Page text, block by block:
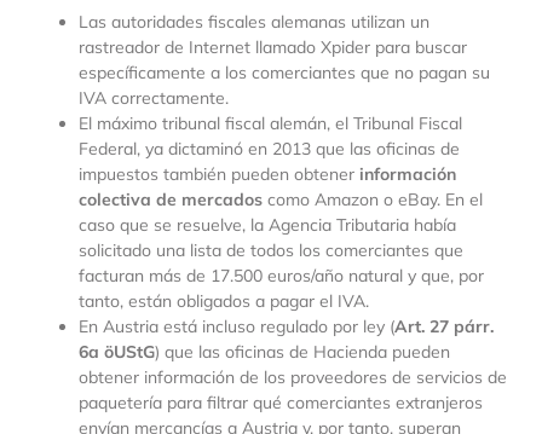
Las autoridades fiscales alemanas utilizan un
rastreador de Internet llamado Xpider para buscar
específicamente a los comerciantes que no pagan su
IVA correctamente.
El máximo tribunal fiscal alemán, el Tribunal Fiscal
Federal, ya dictaminó en 2013 que las oficinas de
impuestos también pueden obtener información
colectiva de mercados como Amazon o eBay. En el
caso que se resuelve, la Agencia Tributaria había
solicitado una lista de todos los comerciantes que
facturan más de 17.500 euros/año natural y que, por
tanto, están obligados a pagar el IVA.
En Austria está incluso regulado por ley (Art. 27 párr.
6a öUStG) que las oficinas de Hacienda pueden
obtener información de los proveedores de servicios de
paquetería para filtrar qué comerciantes extranjeros
envían mercancías a Austria y, por tanto, superan